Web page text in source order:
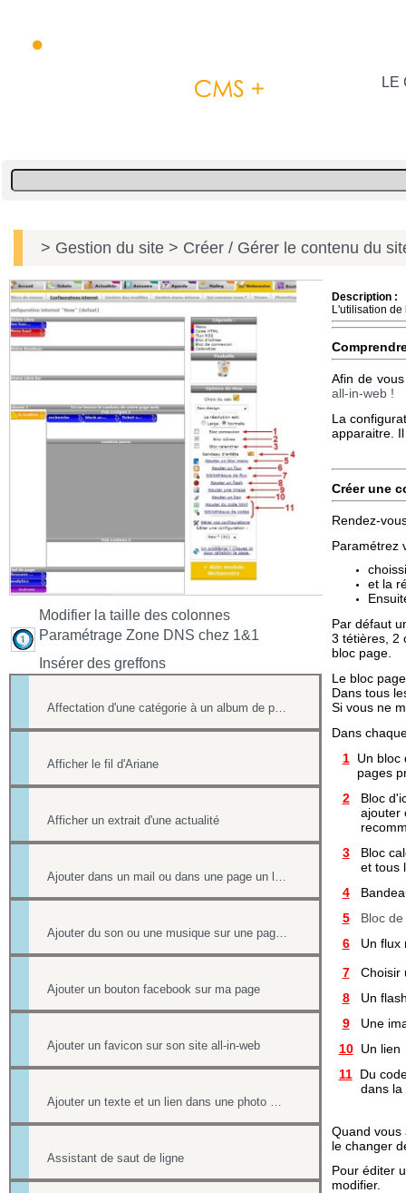
LE
> Gestion du site > Créer / Gérer le contenu du
Modifier la taille des colonnes
Paramétrage Zone DNS chez 1&1
Insérer des greffons
Afficher le fil d'Ariane
Afficher un extrait d'une actualité
Ajouter un bouton facebook sur ma page
Ajouter un favicon sur son site all-in-web
Assistant de saut de ligne
Description :
L'utilisation
Afin de
all-in-web !
La
apparaitre.
Créer une
Rendez-
Paramétrez
et la
Par défaut
3 tétières, 2
bloc page.
Le bloc
Dans tous
Si vous ne
Dans
1Un bloc
pages
2Bloc
ajouter ce
3Bloc
et tous
4
5
Bloc
6Un flux
7
Choisir
8Un
9Une
10 Un lien
11 Du
dans la
Quand vous
le changer
Pour éditer
modifier.